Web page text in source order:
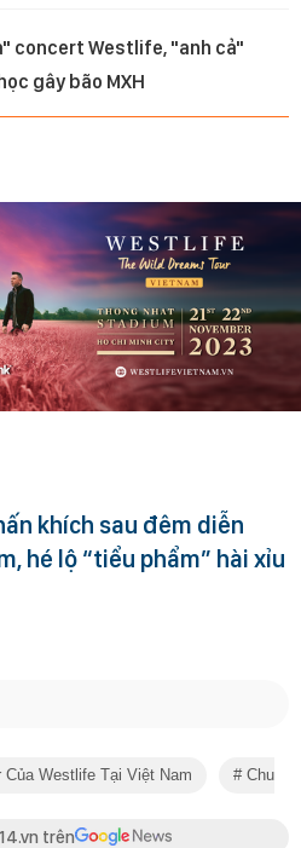
concert Westlife, "anh cả"
gây bão MXH
khích sau đêm diễn
hé lộ “tiểu phẩm” hài xỉu
Westlife Tại Việt Nam
trên